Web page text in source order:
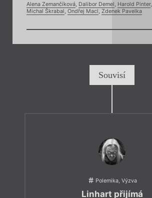
Alena Zemančíková, Dalibor Demel, Harold Pinter,
Michal Škrabal, Ondřej Macl, Zdenek Pavelka
Souvisí
Polemika, Výzva
Linhart přijímá